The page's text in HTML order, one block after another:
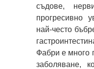
съдове,
прогресивно
най-често
Фабри е много
заболяване,